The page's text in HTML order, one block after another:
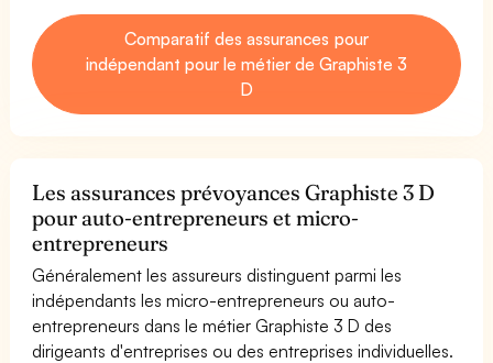
Comparatif des assurances pour
indépendant pour le métier de Graphiste 3
D
Les assurances prévoyances Graphiste 3 D
pour auto-entrepreneurs et micro-
entrepreneurs
Généralement les assureurs distinguent parmi les
indépendants les micro-entrepreneurs ou auto-
entrepreneurs dans le métier Graphiste 3 D des
dirigeants d'entreprises ou des entreprises individuelles.